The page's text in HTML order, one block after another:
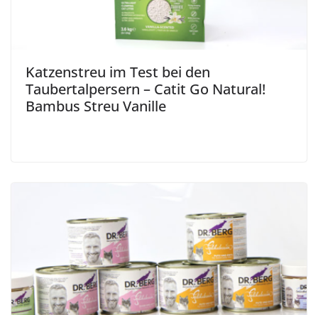
Katzenstreu im Test bei den
Taubertalpersern – Catit Go Natural!
Bambus Streu Vanille